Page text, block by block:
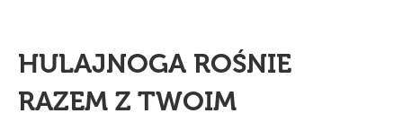
HULAJNOGA ROŚNIE
RAZEM Z TWOIM